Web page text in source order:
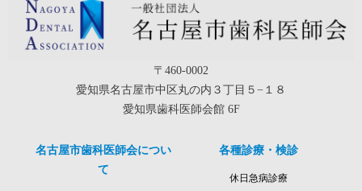
〒460-0002
愛知県名古屋市中区丸の内３丁目５−１８
愛知県歯科医師会館 6F
名古屋市歯科医師会につい
て
各種診療・検診
休日急病診療